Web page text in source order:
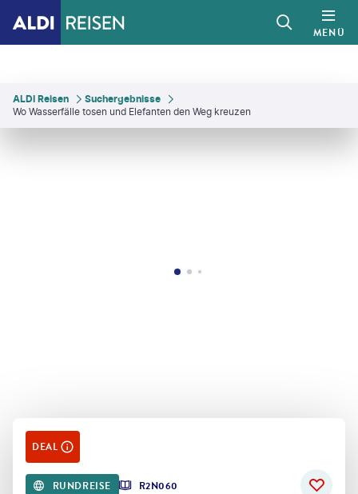
MENÜ
ALDI Reisen
Suchergebnisse
Wo Wasserfälle tosen und Elefanten den Weg kreuzen
DEAL
RUNDREISE R2N060